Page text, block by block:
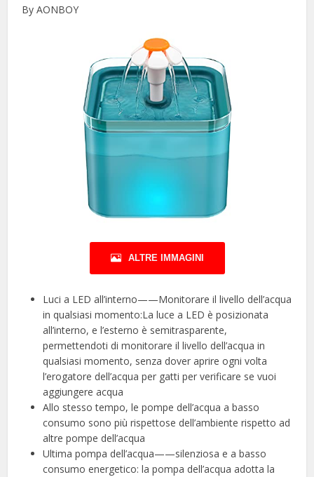
By AONBOY
ALTRE IMMAGINI
Luci a LED all’interno——Monitorare il livello dell’acqua
in qualsiasi momento:La luce a LED è posizionata
all’interno, e l’esterno è semitrasparente,
permettendoti di monitorare il livello dell’acqua in
qualsiasi momento, senza dover aprire ogni volta
l’erogatore dell’acqua per gatti per verificare se vuoi
aggiungere acqua
Allo stesso tempo, le pompe dell’acqua a basso
consumo sono più rispettose dell’ambiente rispetto ad
altre pompe dell’acqua
Ultima pompa dell’acqua——silenziosa e a basso
consumo energetico: la pompa dell’acqua adotta la